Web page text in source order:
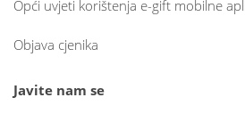
Opći uvjeti korištenja e-gift mobilne
Objava cjenika
Javite nam se